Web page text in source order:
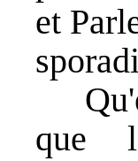
et
que